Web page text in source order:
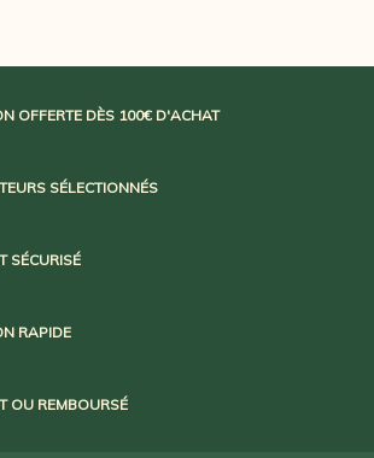
OFFERTE DÈS 100€ D'ACHAT
SÉLECTIONNÉS
SÉCURISÉ
RAPIDE
OU REMBOURSÉ